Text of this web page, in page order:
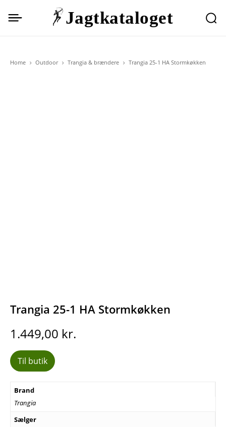
Jagtkataloget
Home Outdoor Trangia & brændere Trangia 25-1 HA Stormkøkken
Trangia 25-1 HA Stormkøkken
1.449,00 kr.
Til butik
Brand
Trangia
Sælger